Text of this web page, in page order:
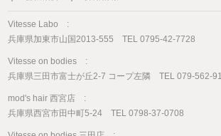
Vitesse Labo :
兵庫県加東市山国2013-555 TEL 0795-42-7728
Vitesse on bodies :
兵庫県三田市富士が丘2-7 コープ左隣 TEL 079-562-
mod's hair 西宮店 :
兵庫県西宮市田中町5-24 TEL 0798-37-0708